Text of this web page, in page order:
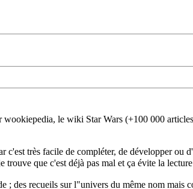
le wiki Star Wars (+100 000
c'est très facile de compléter, de développer
que c'est déjà pas mal et ça évite la
des recueils sur l"univers du même nom mais